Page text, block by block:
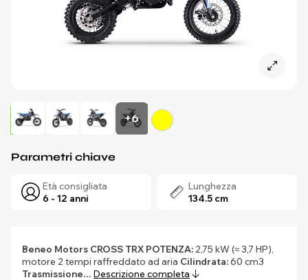
+6
Parametri chiave
Età consigliata
6 - 12 anni
Lunghezza
134.5 cm
Beneo Motors CROSS TRX POTENZA: 2,75 kW (≈ 3,7 HP),
motore 2 tempi raffreddato ad aria Cilindrata:60 cm3
Trasmissione… Descrizione completa